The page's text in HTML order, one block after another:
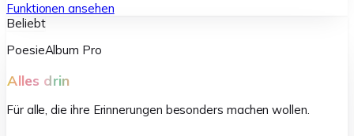
Funktionen ansehen
Beliebt
PoesieAlbum Pro
Alles drin
Für alle, die ihre Erinnerungen besonders machen wollen.